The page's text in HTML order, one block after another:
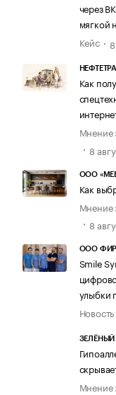
через
мягкой
Кейс
Как
Мнение
8
ООО
Как
Мнение
8
ООО
Smile
улыбки
Новость
ЗЕЛЁНЫЙ
Мнение